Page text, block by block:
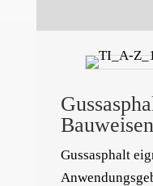
Bauweisen
Gussasphalt